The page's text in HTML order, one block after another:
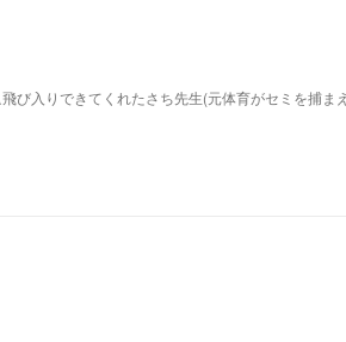
び入りできてくれたさち先生(元体育がセミを捕ま